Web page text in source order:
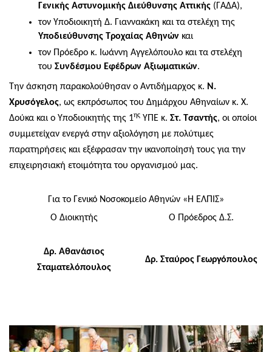
Γενικής Αστυνομικής Διεύθυνσης Αττικής (ΓΑΔΑ),
τον Υποδιοικητή Δ. Γιαννακάκη και τα στελέχη της
Υποδιεύθυνσης Τροχαίας Αθηνών και
τον Πρόεδρο κ. Ιωάννη Αγγελόπουλο και τα στελέχη
του Συνδέσμου Εφέδρων Αξιωματικών.
Την άσκηση παρακολούθησαν ο Αντιδήμαρχος κ. Ν.
Χρυσόγελος, ως εκπρόσωπος του Δημάρχου Αθηναίων κ. Χ.
Δούκα και ο Υποδιοικητής της 1ης ΥΠΕ κ. Στ. Τσαντής, οι οποίοι
συμμετείχαν ενεργά στην αξιολόγηση με πολύτιμες
παρατηρήσεις και εξέφρασαν την ικανοποίησή τους για την
επιχειρησιακή ετοιμότητα του οργανισμού μας.
​Για το Γενικό Νοσοκομείο Αθηνών «Η ΕΛΠΙΣ»
Ο Διοικητής
Ο Πρόεδρος Δ.Σ.
Δρ. Αθανάσιος
Σταματελόπουλος
Δρ. Σταύρος Γεωργόπουλος